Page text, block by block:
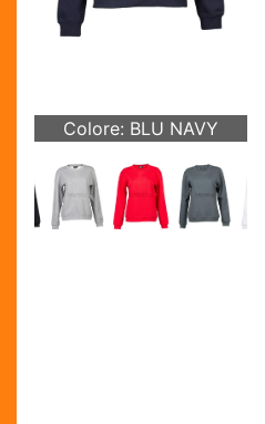
Colore: BLU NAVY